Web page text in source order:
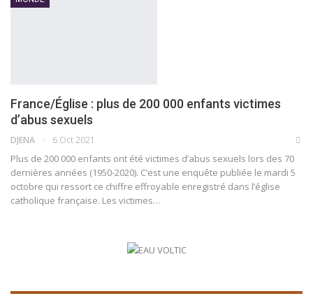
France/Église : plus de 200 000 enfants victimes
d’abus sexuels
DJENA 6 Oct 2021
Plus de 200 000 enfants ont été victimes d’abus sexuels lors des 70
dernières années (1950-2020). C’est une enquête publiée le mardi 5
octobre qui ressort ce chiffre effroyable enregistré dans l’église
catholique française. Les victimes…